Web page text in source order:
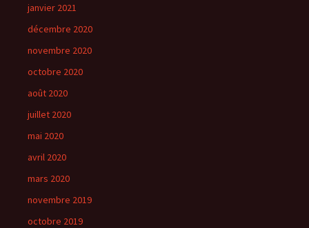
janvier 2021
décembre 2020
novembre 2020
octobre 2020
août 2020
juillet 2020
mai 2020
avril 2020
mars 2020
novembre 2019
octobre 2019